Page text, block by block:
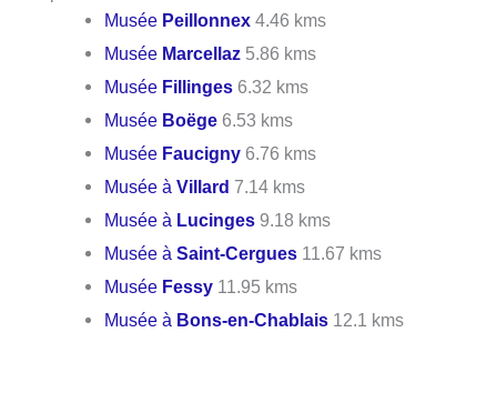
Musée Peillonnex 4.46 kms
Musée Marcellaz 5.86 kms
Musée Fillinges 6.32 kms
Musée Boëge 6.53 kms
Musée Faucigny 6.76 kms
Musée àVillard 7.14 kms
Musée à Lucinges 9.18 kms
Musée àSaint-Cergues 11.67 kms
Musée Fessy 11.95 kms
Musée à Bons-en-Chablais 12.1 kms